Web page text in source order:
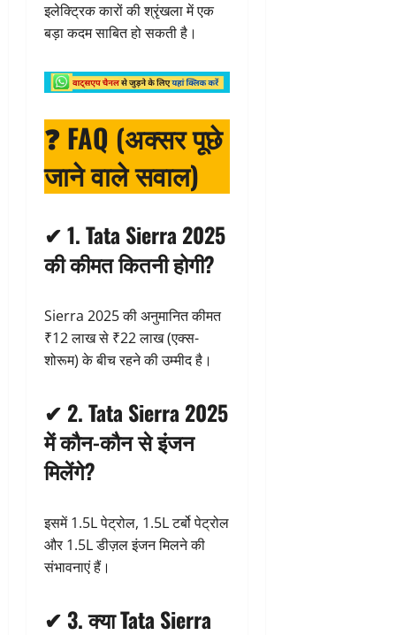
इलेक्ट्रिक कारों की श्रृंखला में एक
बड़ा कदम साबित हो सकती है।
❓ FAQ (अक्सर पूछे
जाने वाले सवाल)
✔1. Tata Sierra 2025
की कीमत कितनी होगी?
Sierra 2025 की अनुमानित कीमत
₹12 लाख से ₹22 लाख (एक्स-
शोरूम) के बीच रहने की उम्मीद है।
✔ 2. Tata Sierra 2025
में कौन-कौन से इंजन
मिलेंगे?
इसमें 1.5L पेट्रोल, 1.5L टर्बो पेट्रोल
और 1.5L डीज़ल इंजन मिलने की
संभावनाएं हैं।
✔ 3. क्या Tata Sierra